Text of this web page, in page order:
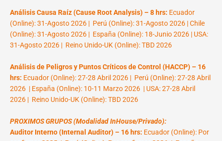
Análisis Causa Raíz (Cause Root Analysis) – 8 hrs: Ecuador
(Online): 31-Agosto 2026 | Perú (Online): 31-Agosto 2026 | Chile
(Online): 31-Agosto 2026 | España (Online): 18-Junio 2026 | USA:
31-Agosto 2026 | Reino Unido-UK (Online): TBD 2026
Análisis de Peligros y Puntos Críticos de Control (HACCP) – 16
hrs: Ecuador (Online): 27-28 Abril 2026 | Perú (Online): 27-28 Abril
2026 | España (Online): 10-11 Marzo 2026 | USA: 27-28 Abril
2026 | Reino Unido-UK (Online): TBD 2026
PROXIMOS GRUPOS (Modalidad InHouse/Privado):
Auditor Interno (Internal Auditor) – 16 hrs: Ecuador (Online): Por